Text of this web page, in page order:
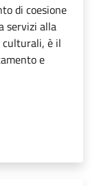
di coesione
servizi alla
culturali, è il
e